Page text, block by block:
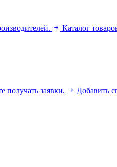
Каталог
получать заявки. Добавить